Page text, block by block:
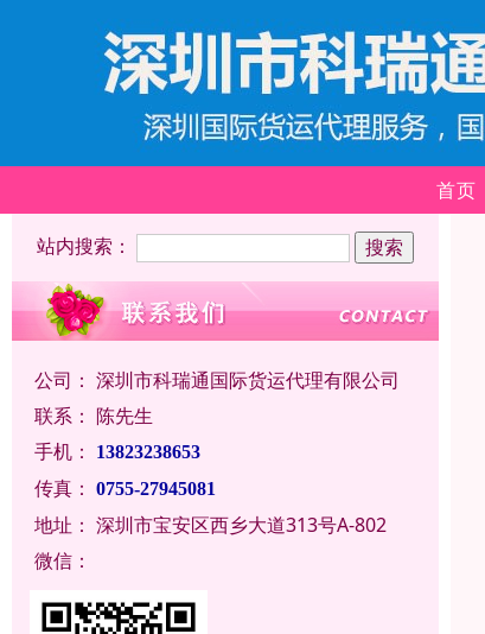
首页
站内搜索：
公司： 深圳市科瑞通国际货运代理有限公司
联系： 陈先生
手机：
13823238653
传真： 0755-27945081
地址： 深圳市宝安区西乡大道313号A-802
微信：